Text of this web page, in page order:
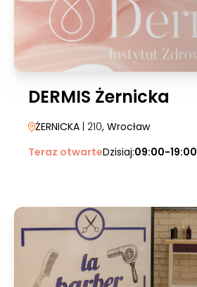
DERMIS Żernicka
ŻERNICKA | 210, Wrocław
Teraz otwarteDzisiaj:09:00-19:00